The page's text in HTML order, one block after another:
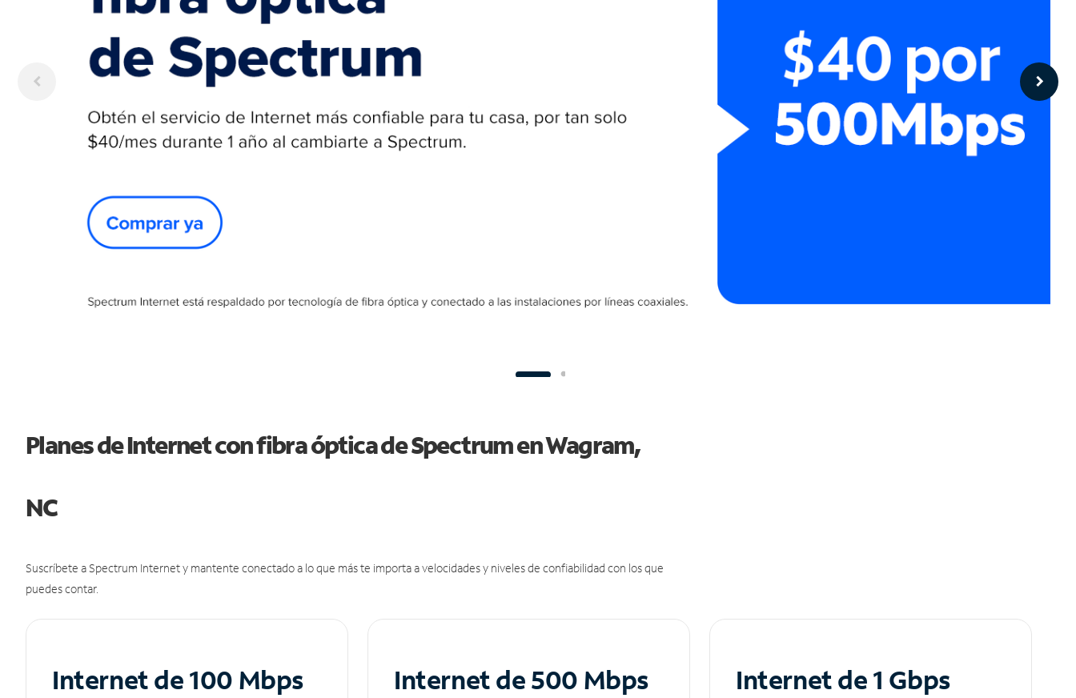
Planes de Internet con fibra óptica de Spectrum en Wagram,
NC
Suscríbete a Spectrum Internet y mantente conectado a lo que más te importa a velocidades y niveles de confiabilidad con los que
puedes contar.
Internet de 100 Mbps Internet de 500 Mbps Internet de 1 Gbps